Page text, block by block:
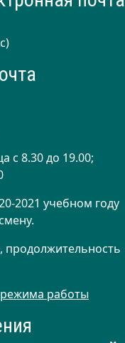
с 8.30 до 19.00;
2021 учебном году
продолжительность
работы